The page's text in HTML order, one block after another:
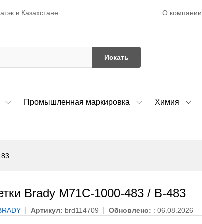
в Казахстане О компании
Искать
Промышленная маркировка Химия
Brady M71C-1000-483 / B-483
Артикул: brd114709 Обновлено: : 06.08.2026